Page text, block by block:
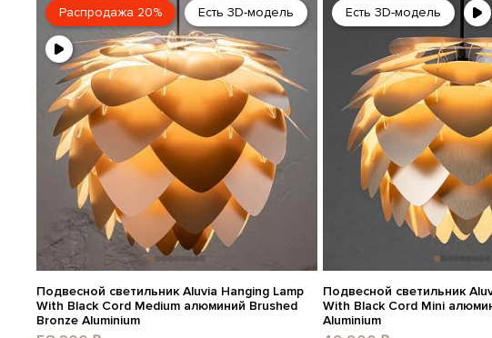
Распродажа 20% Есть 3D-модель
Подвесной светильник Aluvia Hanging Lamp
With Black Cord Medium алюминий Brushed
Bronze Aluminium
Есть 3D-модель
Подвесной светильник
With Black Cord Mini
Aluminium